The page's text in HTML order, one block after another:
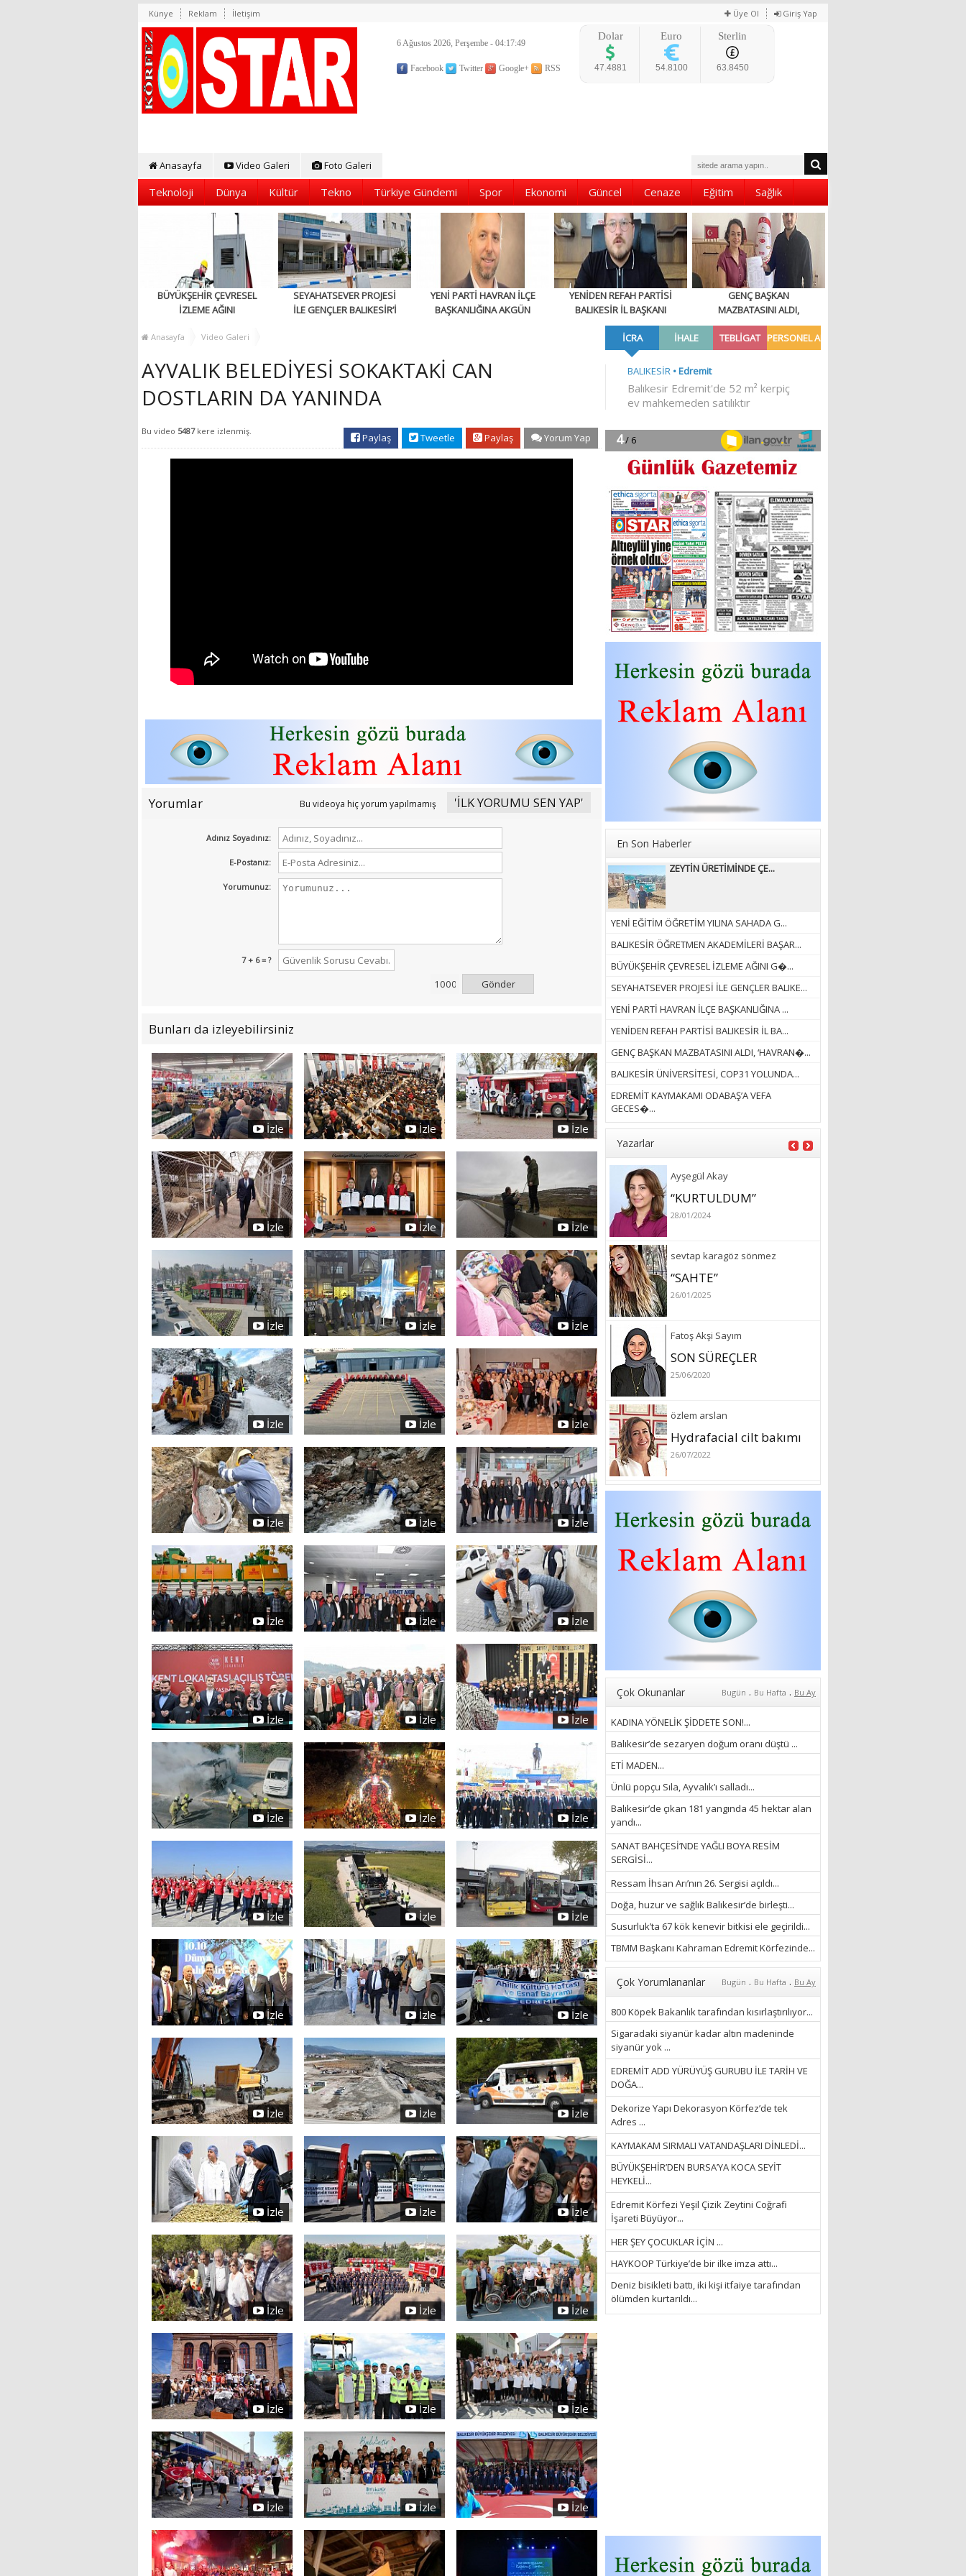
Üye Ol Giriş Yap
Künye Reklam İletişim
6 Ağustos 2026, Perşembe - 04:17:50
Facebook Twitter Google+ RSS
Dolar
47.4881
Euro
54.8100
Sterlin
63.8450
Anasayfa Video Galeri Foto Galeri
Teknoloji Dünya Kültür Tekno Türkiye Gündemi Spor Ekonomi Güncel Cenaze Eğitim Sağlık
BÜYÜKŞEHİR ÇEVRESEL
İZLEME AĞINI
SEYAHATSEVER PROJESİ
İLE GENÇLER BALIKESİR’İ
YENİ PARTİ HAVRAN İLÇE
BAŞKANLIĞINA AKGÜN
YENİDEN REFAH PARTİSİ
BALIKESİR İL BAŞKANI
BAYRAK’TAN BASIN
AÇIKLAMASI
GENÇ BAŞKAN
MAZBATASINI ALDI,
‘HAVRAN’IMIZA HİZMET
ETMEK İSTİYORUZ’
En Son Haberler
ZEYTİN ÜRETİMİNDE ÇE...
YENİ EĞİTİM ÖĞRETİM YILINA SAHADA G...
BALIKESİR ÖĞRETMEN AKADEMİLERİ BAŞAR...
BÜYÜKŞEHİR ÇEVRESEL İZLEME AĞINI G�...
SEYAHATSEVER PROJESİ İLE GENÇLER BALIKE...
YENİ PARTİ HAVRAN İLÇE BAŞKANLIĞINA ...
YENİDEN REFAH PARTİSİ BALIKESİR İL BA...
GENÇ BAŞKAN MAZBATASINI ALDI, ‘HAVRAN�...
BALIKESİR ÜNİVERSİTESİ, COP31 YOLUNDA...
EDREMİT KAYMAKAMI ODABAŞ’A VEFA
GECES�...
Yazarlar
Sibel Atam
“18 Mart Çanakkale
Zaferi” Denildiğinde Ne
Anlıyoruz?
18/03/2024
Aleyna Gürsoy
“GELİŞ VE GİDİŞLERİN
ARASINDA...”
07/04/2026
Fatma Zehra Köseley
MUSTAFA KEMALİN
07/04/2026
Mehmet Çağ
“BEDEN VE RUH
18/03/2023
İlknur Solmaz Çoban
“DOĞANIN GÜLEÇ
YAĞMURLARINI
ÖZLERKEN…”
23/11/2025
Fatma Aker
“Ne çok şey oldu
“AKIL GÖZÜ”
Ayşegül Akay
“KURTULDUM”
28/01/2024
sevtap karagöz sönmez
“SAHTE”
Fatoş Akşi Sayım
SON SÜREÇLER
25/06/2020
özlem arslan
Hydrafacial cilt bakımı
26/07/2022
Sibel Atam
“18 Mart Çanakkale
Zaferi” Denildiğinde Ne
Aleyna Gürsoy
“GELİŞ VE GİDİŞLERİN
ARASINDA...”
Fatma Zehra Köseley
MUSTAFA KEMALİN
KAĞNISI
07/04/2026
Mehmet Çağ
“BEDEN VE RUH
BÜTÜNLÜĞÜ...”
18/03/2023
İlknur Solmaz Çoban
“DOĞANIN GÜLEÇ
YAĞMURLARINI
ÖZLERKEN…”
23/11/2025
Fatma Aker
“Ne çok şey oldu
unutulmaması gereken”
28/01/2024
Hüseyin Ergül
“AKIL GÖZÜ”
Ayşegül Akay
“KURTULDUM”
28/01/2024
Çok Okunanlar Bugün . Bu Hafta . Bu Ay
KADINA YÖNELİK ŞİDDETE SON!...
Balıkesir’de sezaryen doğum oranı düştü ...
ETİ MADEN...
Ünlü popçu Sıla, Ayvalık’ı salladı...
Balıkesir’de çıkan 181 yangında 45 hektar alan
yandı...
SANAT BAHÇESİ’NDE YAĞLI BOYA RESİM
SERGİSİ...
Ressam İhsan Arı’nın 26. Sergisi açıldı...
Doğa, huzur ve sağlık Balıkesir’de birleşti...
Susurluk’ta 67 kök kenevir bitkisi ele geçirildi...
TBMM Başkanı Kahraman Edremit Körfezinde...
Çok Yorumlananlar Bugün . Bu Hafta . Bu Ay
800 Köpek Bakanlık tarafından kısırlaştırılıyor...
Sigaradaki siyanür kadar altın madeninde
siyanür yok ...
EDREMİT ADD YÜRÜYÜŞ GURUBU İLE TARİH VE
DOĞA...
Dekorize Yapı Dekorasyon Körfez’de tek
Adres ...
KAYMAKAM SIRMALI VATANDAŞLARI DİNLEDİ...
BÜYÜKŞEHİR’DEN BURSA’YA KOCA SEYİT
HEYKELİ...
Edremit Körfezi Yeşil Çizik Zeytini Coğrafi
İşareti Büyüyor...
HER ŞEY ÇOCUKLAR İÇİN ...
HAYKOOP Türkiye’de bir ilke imza attı...
Deniz bisikleti battı, iki kişi itfaiye tarafından
ölümden kurtarıldı...
Anasayfa Video Galeri
AYVALIK BELEDİYESİ SOKAKTAKİ CAN
DOSTLARIN DA YANINDA
Bu video 5487kere izlenmiş.
Paylaş Tweetle Paylaş Yorum Yap
Yorumlar Bu videoya hiç yorum yapılmamış 'İLK YORUMU SEN YAP'
Adınız Soyadınız:
E-Postanız:
Yorumunuz:
7 + 6 = ?
Gönder
Bunları da izleyebilirsiniz
İzle İzle İzle
İzle İzle İzle
İzle İzle İzle
İzle İzle İzle
İzle İzle İzle
İzle İzle İzle
İzle İzle İzle
İzle İzle İzle
İzle İzle İzle
İzle İzle İzle
İzle İzle İzle
İzle İzle İzle
İzle İzle İzle
İzle İzle İzle
İzle İzle İzle